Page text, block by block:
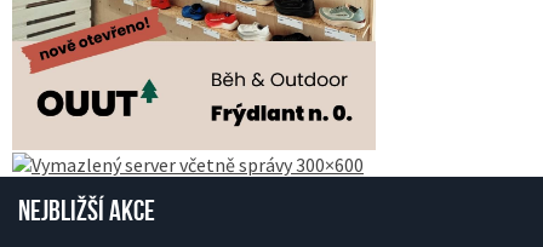
Nejbližší akce